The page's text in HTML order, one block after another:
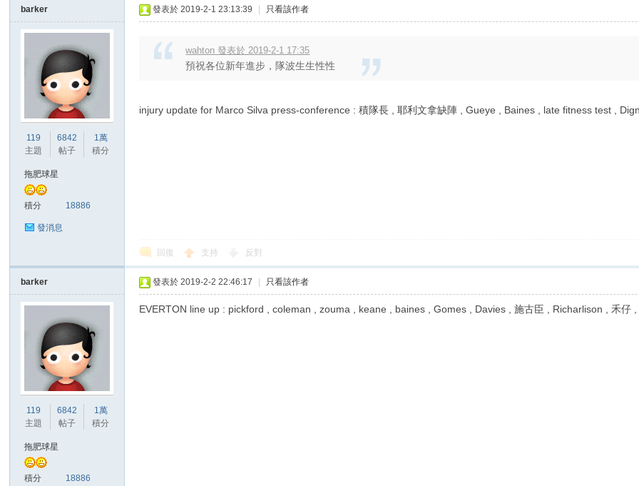
barker
119
主題
6842
帖子
1萬
積分
拖肥球星
積分 18886
發消息
發表於 2019-2-1 23:13:39 只看該作者
wahton 發表於 2019-2-1 17:35
預祝各位新年進步，隊波生生性性
injury update for Marco Silva press-conference : 積隊長 , 耶利文拿缺陣 , Gueye , Baines , late fitness test ,
回復 支持 反對
barker
119
主題
6842
帖子
1萬
積分
拖肥球星
積分 18886
發表於 2019-2-2 22:46:17 只看該作者
EVERTON line up : pickford , coleman , zouma , keane , baines , Gomes , Davies , 施古臣 , Richarlison , 禾仔 ,